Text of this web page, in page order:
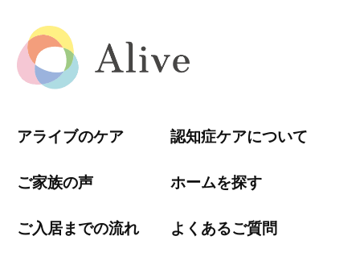
アライブのケア 認知症ケアについて
ご家族の声 ホームを探す
ご入居までの流れ よくあるご質問